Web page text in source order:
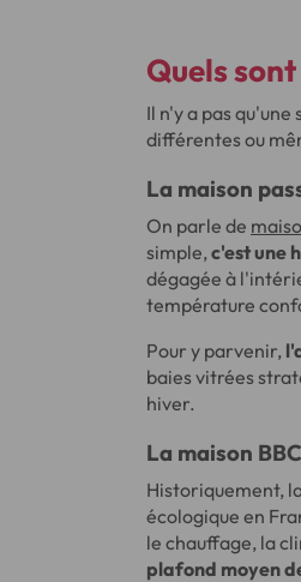
Quels
Il n'y a pas
différentes ou
La maison
On parle de
simple,c'est une
dégagée à
température
Pour y parvenir,
baies vitrées
hiver.
La maison BBC
Historiquement,
écologique en
le chauffage, la
plafond moyen